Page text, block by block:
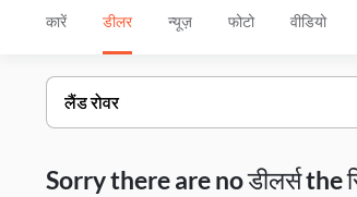
कारें डीलर न्यूज़ फोटो वीडियो
Sorry there are no डीलर्स